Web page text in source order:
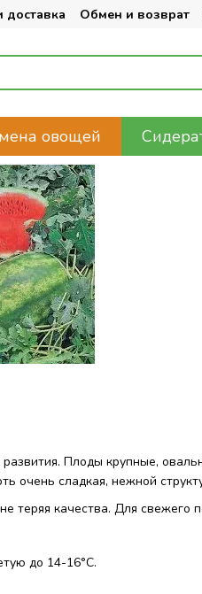
доставка Обмен и возврат
овощей
Плоды крупные,
очень сладкая, нежной
теряя качества. Для свежего
до 14-16°C.